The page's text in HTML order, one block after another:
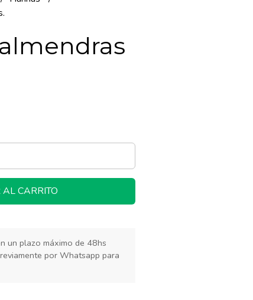
CARRITO
un plazo máximo de 48hs
por Whatsapp para